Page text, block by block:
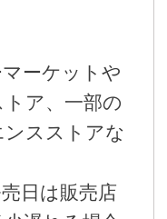
ーケットや
トア、一部の
ンスストアな
日は販売店